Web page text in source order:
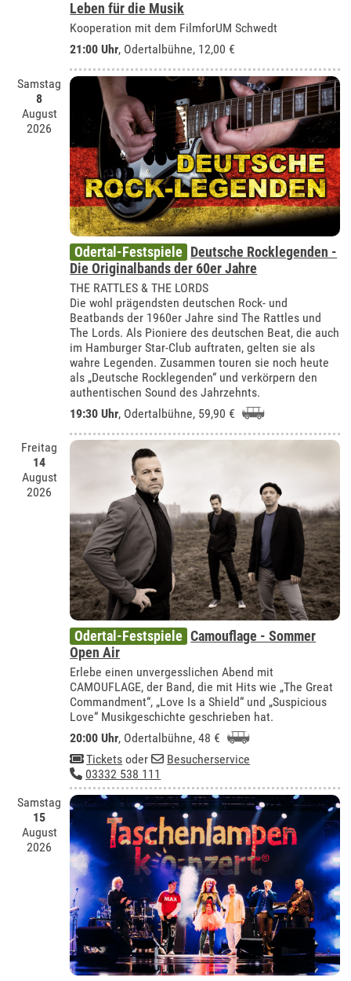
Leben für die Musik
Kooperation mit dem FilmforUM Schwedt
21:00 Uhr, Odertalbühne, 12,00 €
Samstag
8
August
2026
Odertal-Festspiele Deutsche Rocklegenden -
Die Originalbands der 60er Jahre
THE RATTLES & THE LORDS
Die wohl prägendsten deutschen Rock- und
Beatbands der 1960er Jahre sind The Rattles und
The Lords. Als Pioniere des deutschen Beat, die auch
im Hamburger Star-Club auftraten, gelten sie als
wahre Legenden. Zusammen touren sie noch heute
als „Deutsche Rocklegenden“ und verkörpern den
authentischen Sound des Jahrzehnts.
19:30 Uhr, Odertalbühne, 59,90 €
Freitag
14
August
2026
Odertal-Festspiele Camouflage - Sommer
Open Air
Erlebe einen unvergesslichen Abend mit
CAMOUFLAGE, der Band, die mit Hits wie „The Great
Commandment“, „Love Is a Shield“ und „Suspicious
Love“ Musikgeschichte geschrieben hat.
20:00 Uhr, Odertalbühne, 48 €
Tickets oder
Besucherservice
03332 538 111
Samstag
15
August
2026